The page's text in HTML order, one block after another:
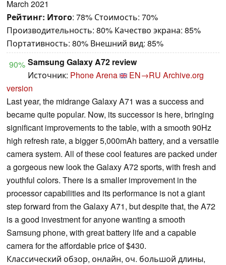
March 2021
Рейтинг: Итого: 78% Стоимость: 70%
Производительность: 80% Качество экрана: 85%
Портативность: 80% Внешний вид: 85%
90% Samsung Galaxy A72 review
Источник: Phone Arena EN→RU Archive.org
version
Last year, the midrange Galaxy A71 was a success and
became quite popular. Now, its successor is here, bringing
significant improvements to the table, with a smooth 90Hz
high refresh rate, a bigger 5,000mAh battery, and a versatile
camera system. All of these cool features are packed under
a gorgeous new look the Galaxy A72 sports, with fresh and
youthful colors. There is a smaller improvement in the
processor capabilities and its performance is not a giant
step forward from the Galaxy A71, but despite that, the A72
is a good investment for anyone wanting a smooth
Samsung phone, with great battery life and a capable
camera for the affordable price of $430.
Классический обзор, онлайн, оч. большой длины,